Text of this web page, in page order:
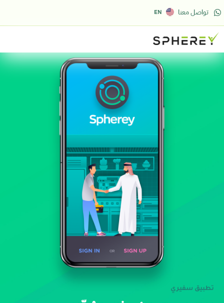
تواصل معنا EN
تطبيق سفيري